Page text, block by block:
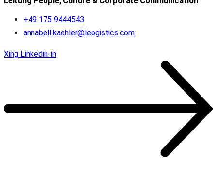
+49 175 9444543
annabell.kaehler@leogistics.com
Xing Linkedin-in